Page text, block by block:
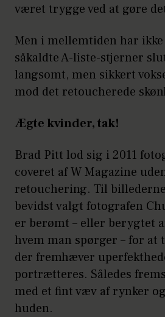
været trygge ved at gøre
Men i mellemtiden har ikke
såkaldte A-liste-stjerner
langsomt, men sikkert
mod det retoucherede
Ægte kvinder, tak!
Brad Pitt lod sig i 2011
coveret af W Magazine
retouchering. Til
bevidst valgt fotografen
er berømt – eller berygtet
hvem man spørger – for at
der fremhæver
portrætteres. Således
med et fint væv af rynker
huden.